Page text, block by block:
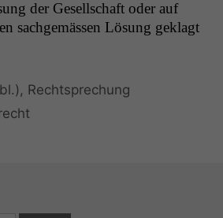
der Gesellschaft oder auf
sachgemässen Lösung geklagt
, Rechtsprechung